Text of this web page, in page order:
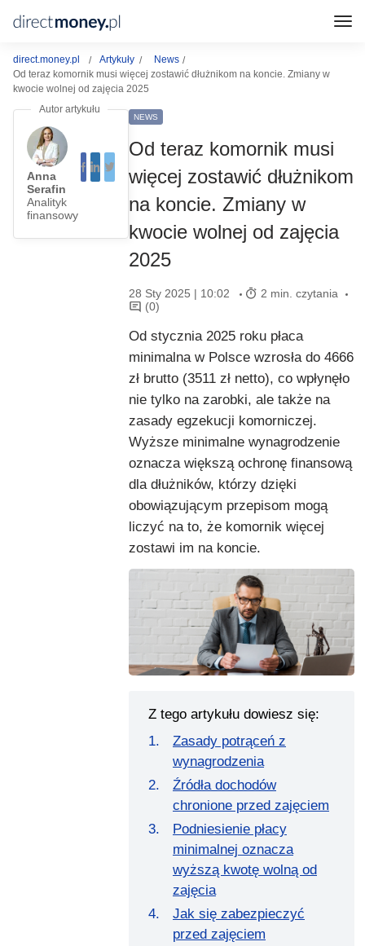
direct.money.pl Artykuły
News
Od teraz komornik musi więcej zostawić dłużnikom na koncie. Zmiany w
kwocie wolnej od zajęcia 2025
Anna
Serafin
Analityk
finansowy
NEWS
Od teraz komornik musi
więcej zostawić dłużnikom
na koncie. Zmiany w
kwocie wolnej od zajęcia
2025
28 Sty 2025 | 10:02
2 min. czytania
(0)
Od stycznia 2025 roku płaca
minimalna w Polsce wzrosła do 4666
zł brutto (3511 zł netto), co wpłynęło
nie tylko na zarobki, ale także na
zasady egzekucji komorniczej.
Wyższe minimalne wynagrodzenie
oznacza większą ochronę finansową
dla dłużników, którzy dzięki
obowiązującym przepisom mogą
liczyć na to, że komornik więcej
zostawi im na koncie.
Z tego artykułu dowiesz się:
Zasady potrąceń z
wynagrodzenia
Źródła dochodów
chronione przed zajęciem
Podniesienie płacy
minimalnej oznacza
wyższą kwotę wolną od
zajęcia
Jak się zabezpieczyć
przed zajęciem